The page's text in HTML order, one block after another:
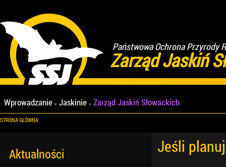
Państwowa Ochrona Przyrody
Zarząd Jaskiń
Wprowadzanie Jaskinie Zarząd Jaskiń Słowackich
STRONA GŁÓWNA
Jeśli
Aktualności